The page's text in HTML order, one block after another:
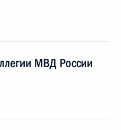
МВД России